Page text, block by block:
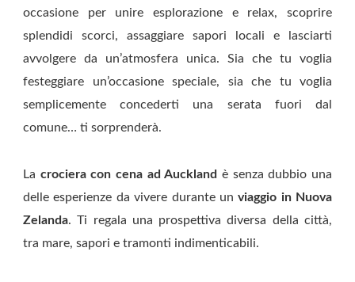
occasione per unire esplorazione e relax, scoprire
splendidi scorci, assaggiare sapori locali e lasciarti
avvolgere da un’atmosfera unica. Sia che tu voglia
festeggiare un’occasione speciale, sia che tu voglia
semplicemente concederti una serata fuori dal
comune… ti sorprenderà.
La crociera con cena ad Auckland è senza dubbio una
delle esperienze da vivere durante unviaggio in Nuova
Zelanda. Ti regala una prospettiva diversa della città,
tra mare, sapori e tramonti indimenticabili.